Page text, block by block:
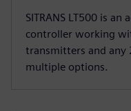
SITRANS LT500 is
controller working
transmitters and any
multiple options.